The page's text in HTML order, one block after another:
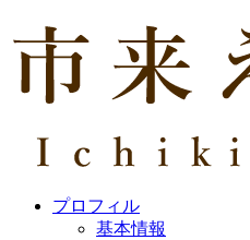
プロフィル
基本情報